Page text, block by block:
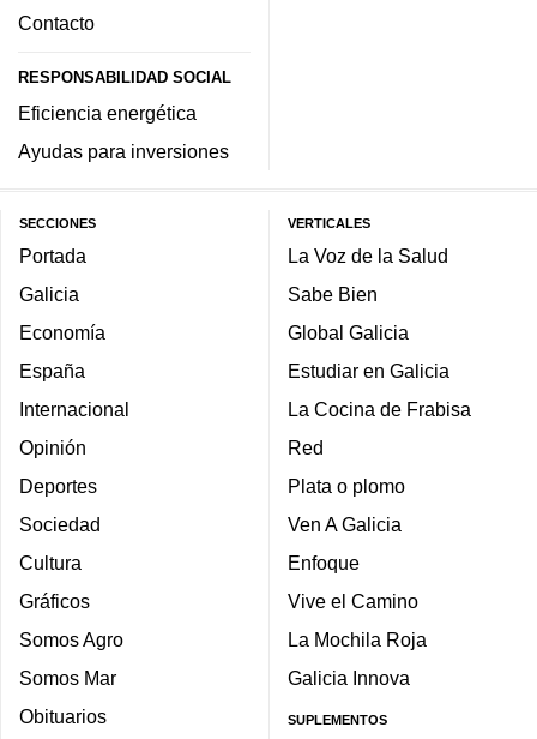
Contacto
RESPONSABILIDAD SOCIAL
Eficiencia energética
Ayudas para inversiones
SECCIONES
Portada
Galicia
Economía
España
Internacional
Opinión
Deportes
Sociedad
Cultura
Gráficos
Somos Agro
Somos Mar
Obituarios
VERTICALES
La Voz de la Salud
Sabe Bien
Global Galicia
Estudiar en Galicia
La Cocina de Frabisa
Red
Plata o plomo
Ven A Galicia
Enfoque
Vive el Camino
La Mochila Roja
Galicia Innova
SUPLEMENTOS